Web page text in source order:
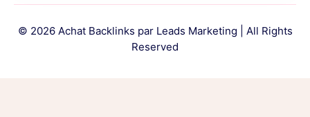
© 2026 Achat Backlinks par Leads Marketing | All Rights
Reserved